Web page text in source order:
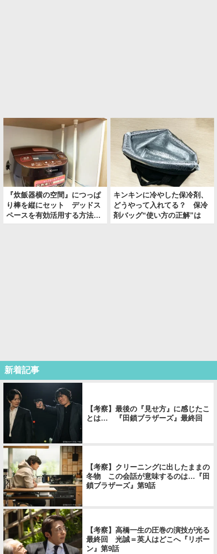
『炊飯器横の空間』につっぱ
り棒を縦にセット デッドス
ペースを有効活用する方法が
便利
キンキンに冷やした保冷剤、
どうやって入れてる？ 保冷
剤バッグ“使い方の正解”は
新着記事
【考察】最後の『見せ方』に感じたこ
とは… 『田鎖ブラザーズ』最終回
【考察】クリーニングに出したままの
冬物 この会話が意味するのは…『田
鎖ブラザーズ』第9話
【考察】高橋一生の圧巻の演技が光る
最終回 光誠＝英人はどこへ『リボー
ン』第9話